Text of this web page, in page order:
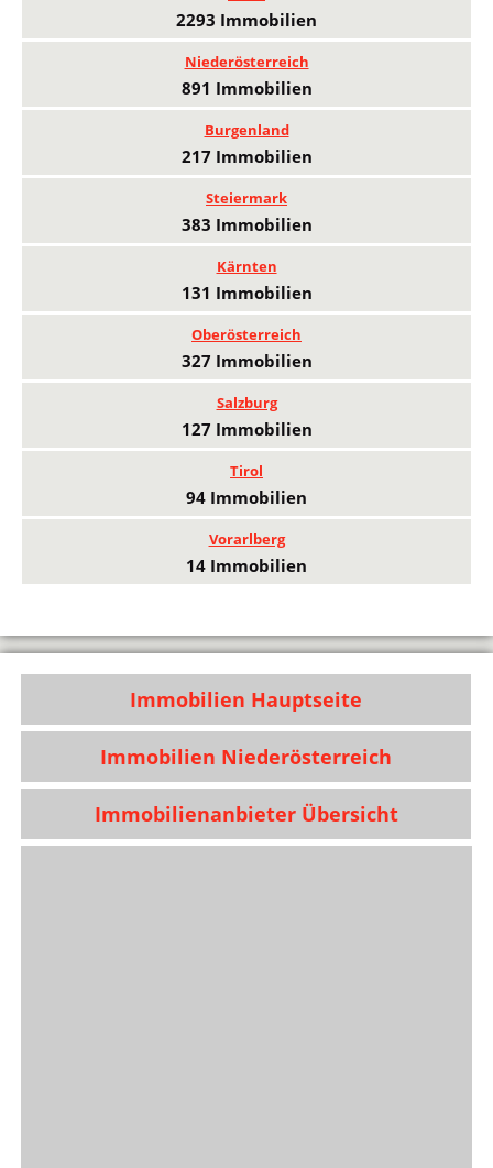
2293 Immobilien
Niederösterreich
891 Immobilien
Burgenland
217 Immobilien
Steiermark
383 Immobilien
Kärnten
131 Immobilien
Oberösterreich
327 Immobilien
Salzburg
127 Immobilien
Tirol
94 Immobilien
Vorarlberg
14 Immobilien
Immobilien Hauptseite
Immobilien Niederösterreich
Immobilienanbieter Übersicht